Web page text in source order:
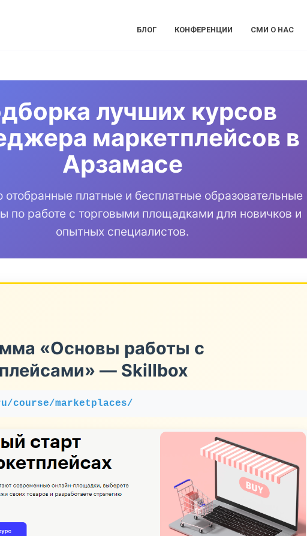
БЛОГ КОНФЕРЕНЦИИ СМИ О НАС
лучших курсов
маркетплейсов в
Арзамасе
отобранные платные и бесплатные образовательные
по работе с торговыми площадками для новичков и
опытных специалистов.
«Основы работы с
— Skillbox
course/marketplaces/